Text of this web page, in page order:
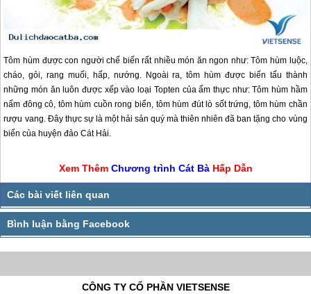
Tôm hùm được con người chế biến rất nhiều món ăn ngon như: Tôm hùm luộc,
cháo, gỏi, rang muối, hấp, nướng. Ngoài ra, tôm hùm được biến tấu thành
những món ăn luôn được xếp vào loại Topten của ẩm thực như: Tôm hùm hầm
nấm đông cô, tôm hùm cuồn rong biển, tôm hùm đút lò sốt trứng, tôm hùm chần
rượu vang. Đây thực sự là một hải sản quý mà thiên nhiên đã ban tặng cho vùng
biển của huyện đảo Cát Hải.
Xem Thêm Chương trình Cát BàHấp Dẫn
CÔNG TY CỔ PHẦN VIETSENSE